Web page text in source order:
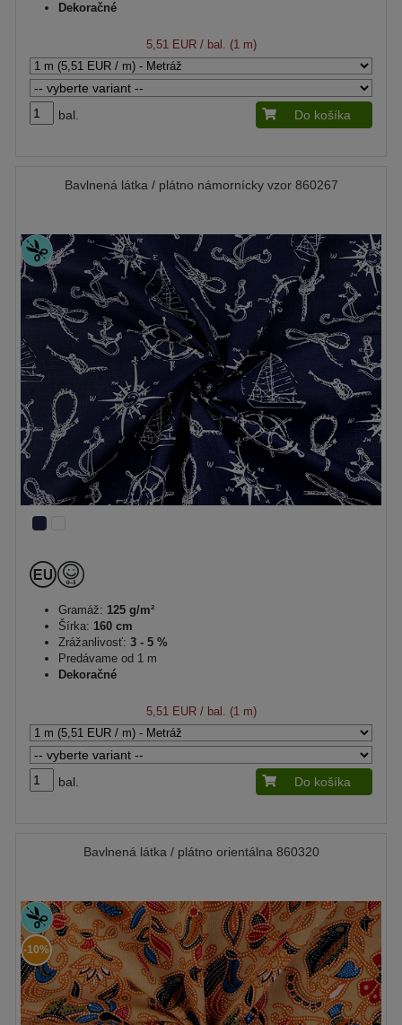
Dekoračné
5,51 EUR/ bal. (1 m)
bal. Do košíka
Bavlnená látka / plátno námornícky vzor 860267
Gramáž: 125 g/m²
Šírka: 160 cm
Zrážanlivosť: 3 - 5 %
Predávame od 1 m
Dekoračné
5,51 EUR/ bal. (1 m)
bal. Do košíka
Bavlnená látka / plátno orientálna 860320
-10%